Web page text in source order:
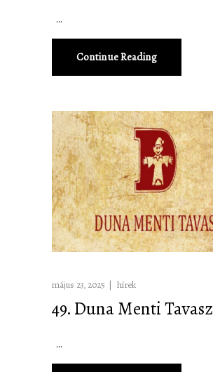
Continue Reading
május 23, 2025 hírek
49. Duna Menti Tavasz